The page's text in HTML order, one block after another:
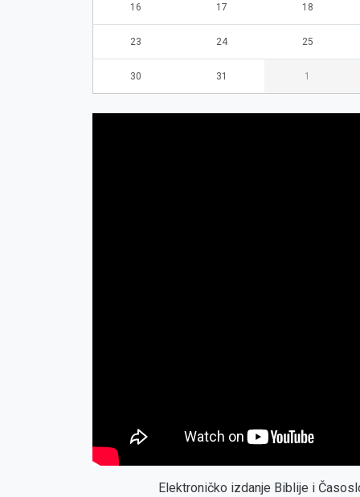
16 17 18
23 24 25
30 31 1
Elektroničko izdanje Biblije i